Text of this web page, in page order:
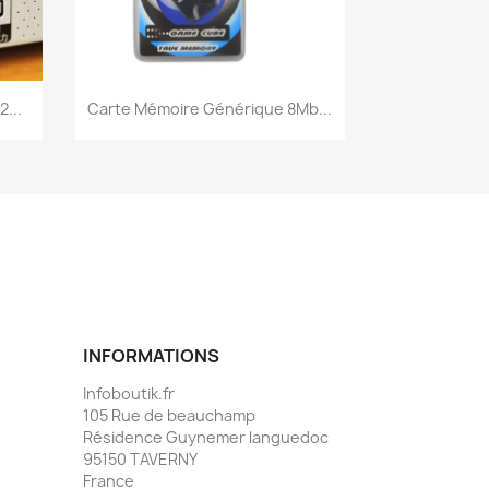
Aperçu rapide
Carte Mémoire Générique 8Mb...
INFORMATIONS
Infoboutik.fr
105 Rue de beauchamp
Résidence Guynemer languedoc
95150 TAVERNY
France